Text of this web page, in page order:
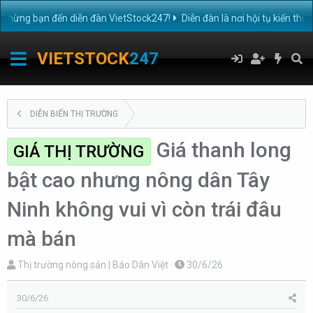
bạn đến diễn đàn VietStock247! Diễn đàn là nơi hội tụ kiến thức
VIETSTOCK247
DIỄN BIẾN THỊ TRƯỜNG
GIÁ THỊ TRƯỜNG
Giá thanh long
bật cao nhưng nông dân Tây
Ninh không vui vì còn trái đâu
mà bán
T
h
r
Thị trường nông sản | Báo Dân Việt
N
g
30/6/26
30/6/26